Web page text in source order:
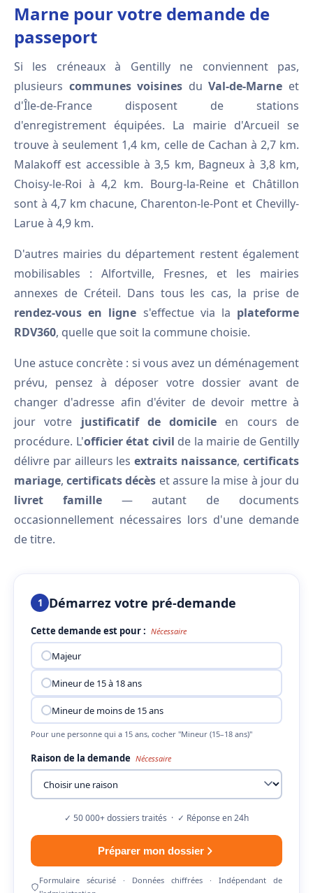
Marne pour votre demande de
passeport
Si les créneaux à Gentilly ne conviennent pas,
plusieurs communes voisines duVal-de-Marne et
d'Île-de-France disposent de stations
d'enregistrement équipées. La mairie d'Arcueil se
trouve à seulement 1,4 km, celle de Cachan à 2,7 km.
Malakoff est accessible à 3,5 km, Bagneux à 3,8 km,
Choisy-le-Roi à 4,2 km. Bourg-la-Reine et Châtillon
sont à 4,7 km chacune, Charenton-le-Pont et Chevilly-
Larue à 4,9 km.
D'autres mairies du département restent également
mobilisables : Alfortville, Fresnes, et les mairies
annexes de Créteil. Dans tous les cas, la prise de
rendez-vous en ligne s'effectue via la plateforme
RDV360, quelle que soit la commune choisie.
Une astuce concrète : si vous avez un déménagement
prévu, pensez à déposer votre dossier avant de
changer d'adresse afin d'éviter de devoir mettre à
jour votre justificatif de domicile en cours de
procédure. L'officier état civil de la mairie de Gentilly
délivre par ailleurs lesextraits naissance,certificats
mariage,certificats décès et assure la mise à jour du
livret famille— autant de documents
occasionnellement nécessaires lors d'une demande
de titre.
1 Démarrez votre pré-demande
Cette demande est pour : Nécessaire
Majeur
Mineur de 15 à 18 ans
Mineur de moins de 15 ans
Pour une personne qui a 15 ans, cocher "Mineur (15–18 ans)"
Raison de la demande Nécessaire
✓ 50 000+ dossiers traités · ✓ Réponse en 24h
Préparer mon dossier
Formulaire sécurisé · Données chiffrées · Indépendant de